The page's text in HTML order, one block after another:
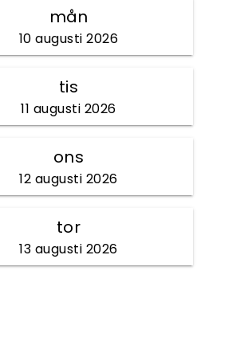
mån
10 augusti 2026
tis
11 augusti 2026
ons
12 augusti 2026
tor
13 augusti 2026